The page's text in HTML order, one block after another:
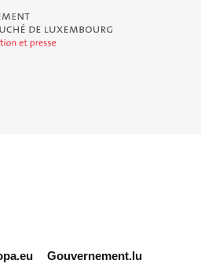
Duché de Luxembourg - Service
Gouvernement.lu